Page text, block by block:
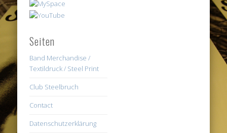
Seiten
Band Merchandise /
Textildruck / Steel Print
Club Steelbruch
Contact
Datenschutzerklärung